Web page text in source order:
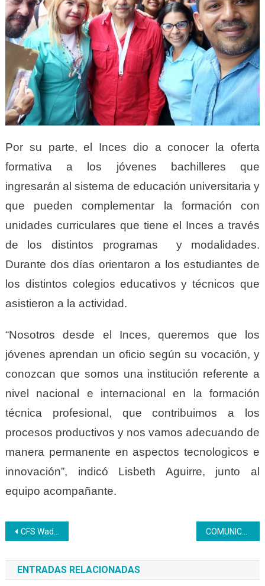
Por su parte, el Inces dio a conocer la oferta
formativa a los jóvenes bachilleres que
ingresarán al sistema de educación universitaria y
que pueden complementar la formación con
unidades curriculares que tiene el Inces a través
de los distintos programas y modalidades.
Durante dos días orientaron a los estudiantes de
los distintos colegios educativos y técnicos que
asistieron a la actividad.
“Nosotros desde el Inces, queremos que los
jóvenes aprendan un oficio según su vocación, y
conozcan que somos una institución referente a
nivel nacional e internacional en la formación
técnica profesional, que contribuimos a los
procesos productivos y nos vamos adecuando de
manera permanente en aspectos tecnologicos e
innovación”, indicó Lisbeth Aguirre, junto al
equipo acompañante.
Navegación
de
entradas
CFS Wadäka organiza talleres gastronómicos para participantes Inces y público en general COMUNICADO DE ANJI
ENTRADAS RELACIONADAS